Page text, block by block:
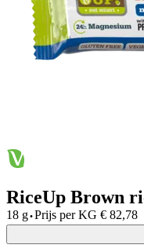
RiceUp Brown
18 g·Prijs per KG € 82,78